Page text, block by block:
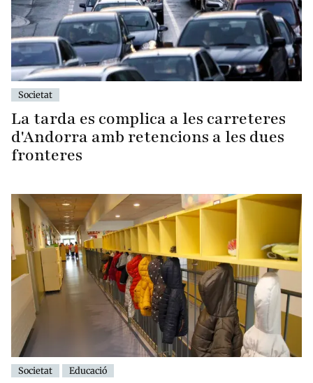
Societat
La tarda es complica a les carreteres
d'Andorra amb retencions a les dues
fronteres
Societat Educació